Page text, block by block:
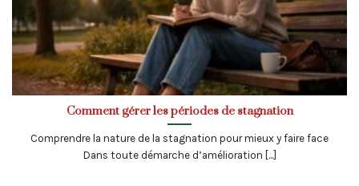
Comment gérer les périodes de stagnation
Comprendre la nature de la stagnation pour mieux y faire face
Dans toute démarche d’amélioration [...]